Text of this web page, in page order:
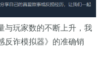
与玩家数的不断上升，我
反诈模拟器》的准确销